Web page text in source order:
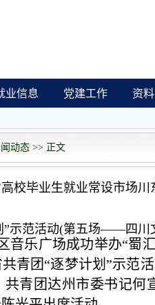
业信息 党建工作 资
动态 >> 正文
校毕业生就业常设市场
”示范活动(第五场——四川
音乐广场成功举办“蜀
青团“逐梦计划”示范
共青团达州市委书记何